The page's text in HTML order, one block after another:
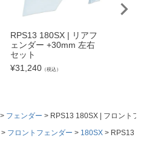
RPS13 180SX | リアフ
ェンダー +30mm 左右
セット
¥31,240 （税込）
フェンダー
RPS13 180SX | フロント
フロントフェンダー 180SX RPS13